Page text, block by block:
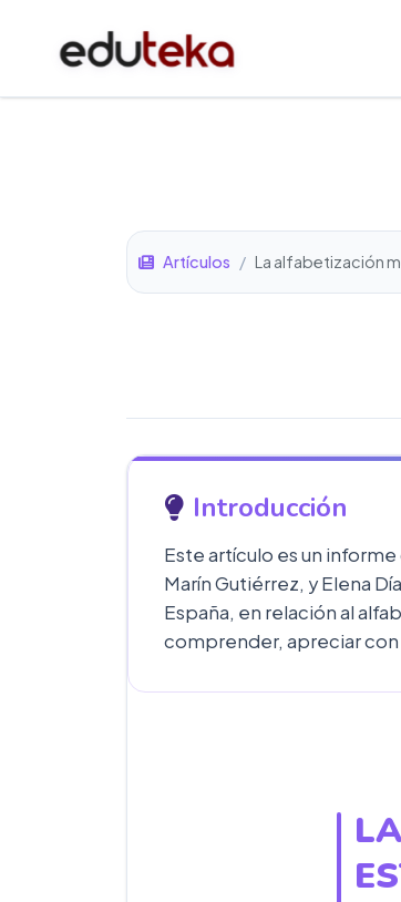
Artículos / La alfabetización
Introducción
Este artículo es un
Marín Gutiérrez, y Elena
España, en relación al
comprender, apreciar con